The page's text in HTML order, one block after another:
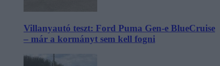
Villanyautó teszt: Ford Puma Gen-e BlueCruise
– már a kormányt sem kell fogni